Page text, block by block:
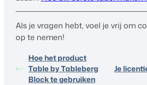
Als je vragen hebt, voel je vrij om
op te nemen!
Hoe het product
Table by Tableberg
Block te gebruiken
Je